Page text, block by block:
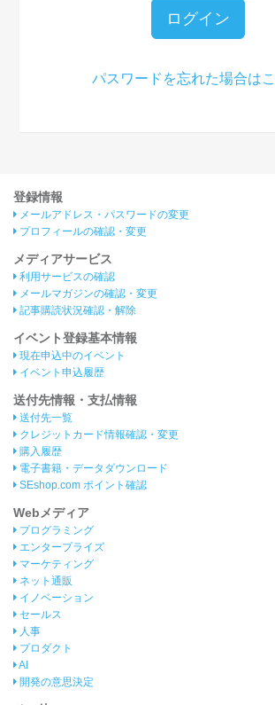
ログイン
パスワードを忘れた場合は
登録情報
メールアドレス・パスワードの変更
プロフィールの確認・変更
メディアサービス
利用サービスの確認
メールマガジンの確認・変更
記事購読状況確認・解除
イベント登録基本情報
現在申込中のイベント
イベント申込履歴
送付先情報・支払情報
送付先一覧
クレジットカード情報確認・変更
購入履歴
電子書籍・データダウンロード
SEshop.com ポイント確認
Webメディア
プログラミング
エンタープライズ
マーケティング
ネット通販
イノベーション
セールス
人事
プロダクト
AI
開発の意思決定